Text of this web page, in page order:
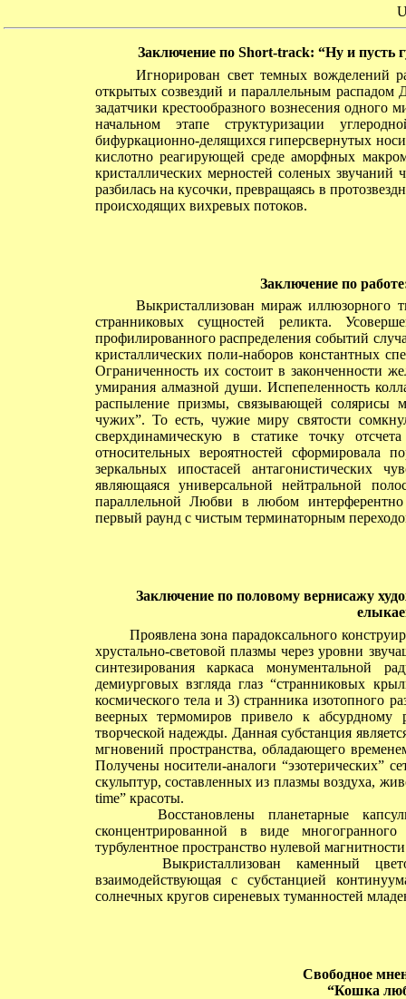
Заключение по Short-track: “Ну и пусть
Игнорирован свет темных вожделений
открытых созвездий и параллельным
задатчики крестообразного вознесения одного
начальном этапе структуризации
бифуркационно-делящихся гиперсвернутых
кислотно реагирующей среде аморфных
кристаллических мерностей соленых звучаний
разбилась на кусочки, превращаясь в
происходящих вихревых потоков.
Заключение по
Выкристаллизован мираж иллюзорного
странниковых сущностей реликта.
профилированного распределения событий
кристаллических поли-наборов константных
Ограниченность их состоит в законченности
умирания алмазной души. Испепеленность
распыление призмы, связывающей солярисы
чужих”. То есть, чужие миру святости
сверхдинамическую в статике точку
относительных вероятностей сформировала
зеркальных ипостасей антагонистических
являющаяся универсальной нейтральной
параллельной Любви в любом
первый раунд с чистым терминаторным
Заключение по половому вернисажу
Проявлена зона парадоксального
хрустально-световой плазмы через уровни
синтезирования каркаса монументальной
демиурговых взгляда глаз “странниковых
космического тела и 3) странника изотопного
веерных термомиров привело к абсурдному
творческой надежды. Данная субстанция
мгновений пространства, обладающего
Получены носители-аналоги “эзотерических”
скульптур, составленных из плазмы воздуха,
time” красоты.
Восстановлены планетарные
сконцентрированной в виде
турбулентное пространство нулевой
Выкристаллизован каменный
взаимодействующая с субстанцией
солнечных кругов сиреневых туманностей
Свободное
“Кошка